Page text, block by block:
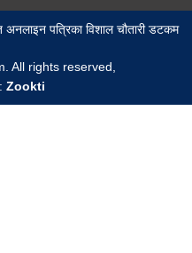
अनलाइन पत्रिका विशाल चौतारी डटकम
All rights reserved,
Zookti